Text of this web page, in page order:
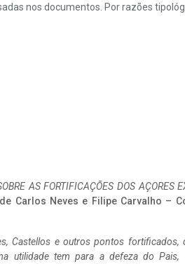
nos documentos. Por razões
AS FORTIFICAÇÕES DOS AÇORES
Carlos Neves e Filipe Carvalho –
Castellos e outros pontos fortificados,
utilidade tem para a defeza do Pais,